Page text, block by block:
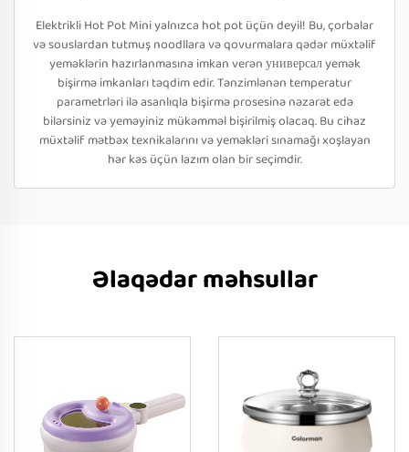
Elektrikli Hot Pot Mini yalnızca hot pot üçün deyil! Bu, çorbalar
və souslardan tutmuş noodllara və qovurmalara qədər müxtəlif
yeməklərin hazırlanmasına imkan verən универсал yemək
bişirmə imkanları təqdim edir. Tənzimlənən temperatur
parametrləri ilə asanlıqla bişirmə prosesinə nəzarət edə
bilərsiniz və yeməyiniz mükəmməl bişirilmiş olacaq. Bu cihaz
müxtəlif mətbəx texnikalarını və yeməkləri sınamağı xoşlayan
hər kəs üçün lazım olan bir seçimdir.
Əlaqədar məhsullar